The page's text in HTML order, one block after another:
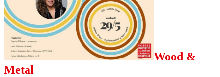
Wood &
Metal